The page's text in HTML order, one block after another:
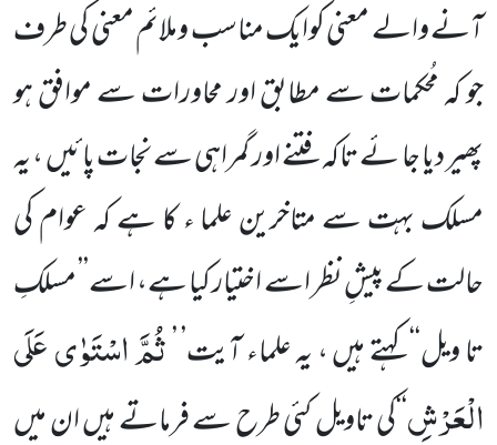
آنے والے معنی کوایک مناسب وملائم معنی کی طرف
جو کہ مُحکمات سے مطابق اور محاورات سے موافق ہو
پھیر دیا جا ئے تاکہ فتنے اور گمراہی سے نجات پائیں ، یہ
مسلک بہت سے متاخرین علما ء کا ہے کہعوام کی
حالت کے پیشِ نظر اسے اختیار کیا ہے، اسے’’ مسلکِ
تا ویل‘‘ کہتے ہیں ، یہ علماء آیت’ ’ثُمَّ اسْتَوٰى عَلَى
الْعَرْشِ‘‘کی تاویل کئی طرح سے فرماتے ہیں ان میں